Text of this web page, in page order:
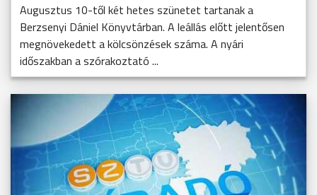
Augusztus 10-től két hetes szünetet tartanak a
Berzsenyi Dániel Könyvtárban. A leállás előtt jelentősen
megnövekedett a kölcsönzések száma. A nyári
időszakban a szórakoztató ...